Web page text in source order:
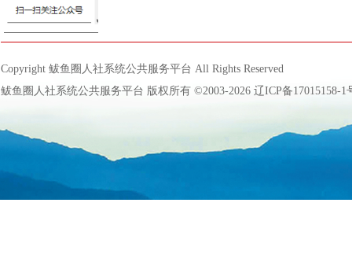
65号 单位医保参保（二楼）
66号 单位医保参保（二楼）
职工大额医保报销（二楼）
70号 医疗监督管理（二楼）
Copyright 鲅鱼圈人社系统公共服务平台 All Rights Reserved
鲅鱼圈人社系统公共服务平台 版权所有 ©2003-2026 辽ICP备17015158-1